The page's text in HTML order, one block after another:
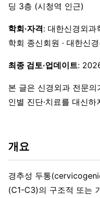
딩 3층 (시청역 인근)
학회·자격: 대한신경외과
학회 종신회원 · 대한신
최종 검토·업데이트:
본 글은 신경외과 전문의
인별 진단·치료를 대신하
개요
경추성 두통
(C1-C3)의 구조적 또는